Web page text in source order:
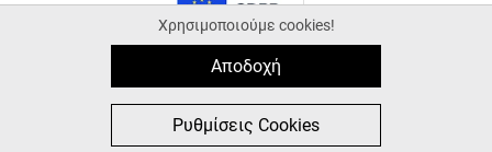
ALL-IN-ONE eCommerce Business Development by
Plushost.gr
Χρησιμοποιούμε cookies!
Αποδοχή
Ρυθμίσεις Cookies